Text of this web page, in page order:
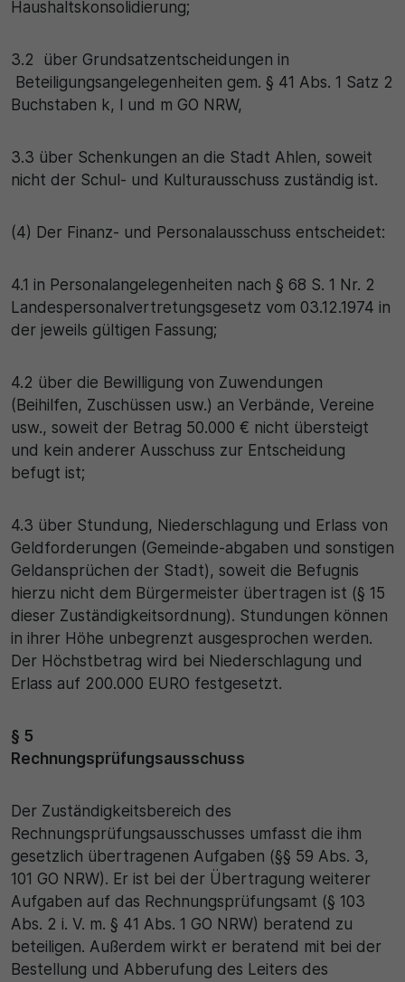
Haushaltskonsolidierung;
3.2 über Grundsatzentscheidungen in
Beteiligungsangelegenheiten gem. § 41 Abs. 1 Satz 2
Buchstaben k, l und m GO NRW,
3.3 über Schenkungen an die Stadt Ahlen, soweit
nicht der Schul- und Kulturausschuss zuständig ist.
(4) Der Finanz- und Personalausschuss entscheidet:
4.1 in Personalangelegenheiten nach § 68 S. 1 Nr. 2
Landespersonalvertretungsgesetz vom 03.12.1974 in
der jeweils gültigen Fassung;
4.2 über die Bewilligung von Zuwendungen
(Beihilfen, Zuschüssen usw.) an Verbände, Vereine
usw., soweit der Betrag 50.000 € nicht übersteigt
und kein anderer Ausschuss zur Entscheidung
befugt ist;
4.3 über Stundung, Niederschlagung und Erlass von
Geldforderungen (Gemeinde-abgaben und sonstigen
Geldansprüchen der Stadt), soweit die Befugnis
hierzu nicht dem Bürgermeister übertragen ist (§ 15
dieser Zuständigkeitsordnung). Stundungen können
in ihrer Höhe unbegrenzt ausgesprochen werden.
Der Höchstbetrag wird bei Niederschlagung und
Erlass auf 200.000 EURO festgesetzt.
§ 5
Rechnungsprüfungsausschuss
Der Zuständigkeitsbereich des
Rechnungsprüfungsausschusses umfasst die ihm
gesetzlich übertragenen Aufgaben (§§ 59 Abs. 3,
101 GO NRW). Er ist bei der Übertragung weiterer
Aufgaben auf das Rechnungsprüfungsamt (§ 103
Abs. 2 i. V. m. § 41 Abs. 1 GO NRW) beratend zu
beteiligen. Außerdem wirkt er beratend mit bei der
Bestellung und Abberufung des Leiters des